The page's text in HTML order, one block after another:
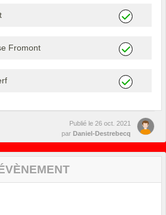
Fromont
Publié le 26 oct. 2021
par Daniel-Destrebecq